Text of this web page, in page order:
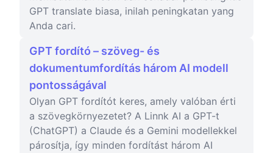
GPT translate biasa, inilah peningkatan yang
Anda cari.
GPT fordító – szöveg- és
dokumentumfordítás három AI modell
pontosságával
Olyan GPT fordítót keres, amely valóban érti
a szövegkörnyezetet? A Linnk AI a GPT-t
(ChatGPT) a Claude és a Gemini modellekkel
párosítja, így minden fordítást három AI